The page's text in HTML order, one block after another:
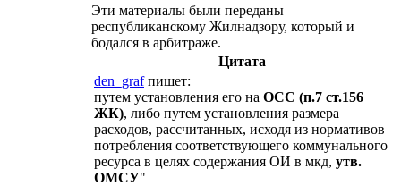
Эти материалы были переданы
республиканскому Жилнадзору, который и
бодался в арбитраже.
Цитата
den_grafпишет:
путем установления его на ОСС (п.7 ст.156
ЖК), либо путем установления размера
расходов, рассчитанных, исходя из нормативов
потребления соответствующего коммунального
ресурса в целях содержания ОИ в мкд, утв.
ОМСУ"